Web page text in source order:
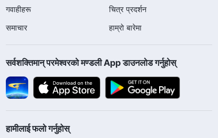
गवाहीहरू
चित्र प्रदर्शन
समाचार
हाम्रो बारेमा
सर्वशक्तिमान्‌ परमेश्‍वरको मण्डली App डाउनलोड गर्नुहोस्
हामीलाई फलो गर्नुहोस्